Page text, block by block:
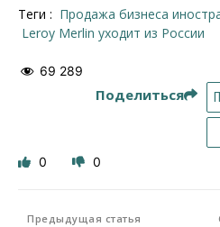
Теги :
продажа бизнеса
Leroy Merlin уходит из России
69 289
Поделиться
0 0
Предыдущая статья